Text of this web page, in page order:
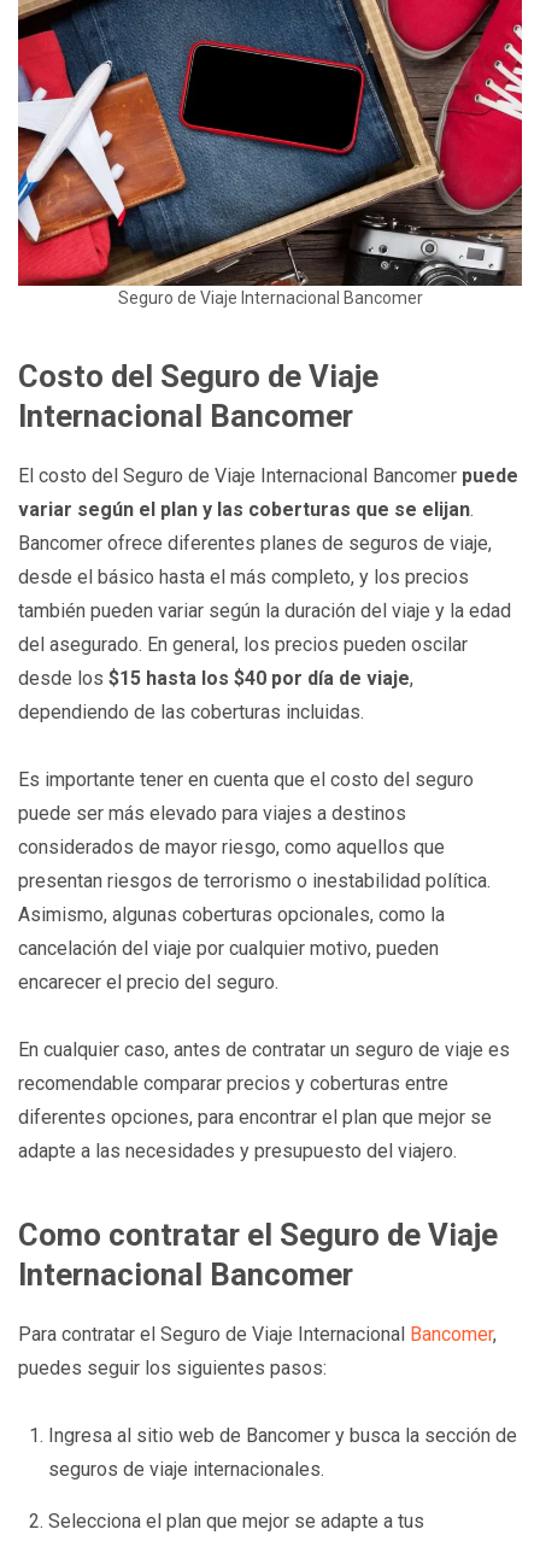
Seguro de Viaje Internacional Bancomer
Costo del Seguro de Viaje
Internacional Bancomer
El costo del Seguro de Viaje Internacional Bancomer puede
variar según el plan y las coberturas que se elijan.
Bancomer ofrece diferentes planes de seguros de viaje,
desde el básico hasta el más completo, y los precios
también pueden variar según la duración del viaje y la edad
del asegurado. En general, los precios pueden oscilar
desde los $15 hasta los $40 por día de viaje,
dependiendo de las coberturas incluidas.
Es importante tener en cuenta que el costo del seguro
puede ser más elevado para viajes a destinos
considerados de mayor riesgo, como aquellos que
presentan riesgos de terrorismo o inestabilidad política.
Asimismo, algunas coberturas opcionales, como la
cancelación del viaje por cualquier motivo, pueden
encarecer el precio del seguro.
En cualquier caso, antes de contratar un seguro de viaje es
recomendable comparar precios y coberturas entre
diferentes opciones, para encontrar el plan que mejor se
adapte a las necesidades y presupuesto del viajero.
Como contratar el Seguro de Viaje
Internacional Bancomer
Para contratar el Seguro de Viaje Internacional Bancomer,
puedes seguir los siguientes pasos:
Ingresa al sitio web de Bancomer y busca la sección de
seguros de viaje internacionales.
Selecciona el plan que mejor se adapte a tus